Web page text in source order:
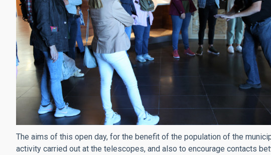
The aims of this open day, for the benefit of the population of the
activity carried out at the telescopes, and also to encourage contacts